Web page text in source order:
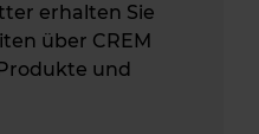
erhalten Sie
über CREM
und